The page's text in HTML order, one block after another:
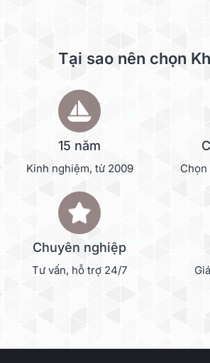
Tại sao nên chọn
15 năm
Kinh nghiệm, từ 2009
Chuyên nghiệp
Tư vấn, hỗ trợ 24/7